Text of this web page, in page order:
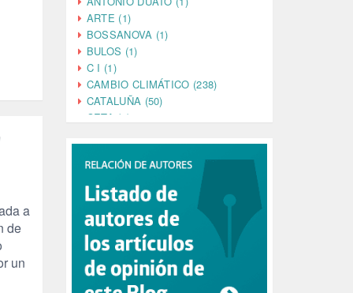
a
de
un
ARTE (1)
BOSSANOVA (1)
BULOS (1)
C I (1)
CAMBIO CLIMÁTICO (238)
CATALUÑA (50)
CETA (2)
CINE (35)
CIUDADANÍA (633)
COMPROMISO (2)
CONFERENCIA (1)
CONSUMO (1)
CORONAVIRUS (155)
CORRUPCIÓN (215)
CULTURA (704)